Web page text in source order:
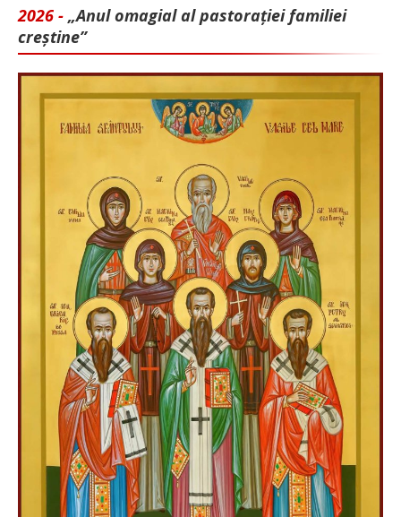
2026 - „Anul omagial al pastorației familiei
creștine”